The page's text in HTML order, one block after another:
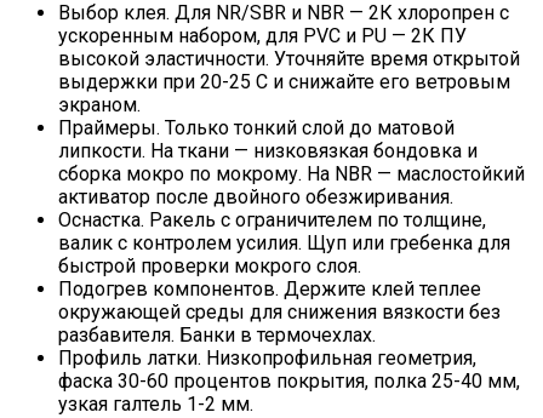
Выбор клея. Для NR/SBR и NBR — 2К хлоропрен с
ускоренным набором, для PVC и PU — 2К ПУ
высокой эластичности. Уточняйте время открытой
выдержки при 20-25 C и снижайте его ветровым
экраном.
Праймеры. Только тонкий слой до матовой
липкости. На ткани — низковязкая бондовка и
сборка мокро по мокрому. На NBR — маслостойкий
активатор после двойного обезжиривания.
Оснастка. Ракель с ограничителем по толщине,
валик с контролем усилия. Щуп или гребенка для
быстрой проверки мокрого слоя.
Подогрев компонентов. Держите клей теплее
окружающей среды для снижения вязкости без
разбавителя. Банки в термочехлах.
Профиль латки. Низкопрофильная геометрия,
фаска 30-60 процентов покрытия, полка 25-40 мм,
узкая галтель 1-2 мм.